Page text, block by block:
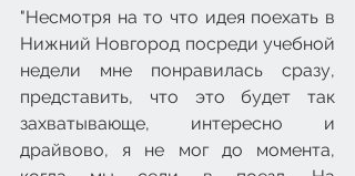
"Несмотря на то что идея поехать в
Нижний Новгород посреди учебной
недели мне понравилась сразу,
представить, что это будет так
захватывающе, интересно и
драйвово, я не мог до момента,